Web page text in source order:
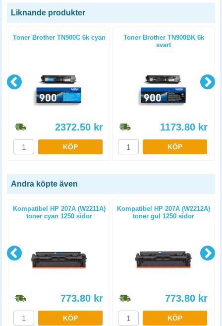
Liknande produkter
Toner Brother TN900C 6k cyan
2372.50 kr
KÖP
Toner Brother TN900BK 6k
svart
1173.80 kr
KÖP
Andra köpte även
Kompatibel HP 207A (W2211A)
toner cyan 1250 sidor
773.80 kr
KÖP
Kompatibel HP 207A (W2212A)
toner gul 1250 sidor
773.80 kr
KÖP